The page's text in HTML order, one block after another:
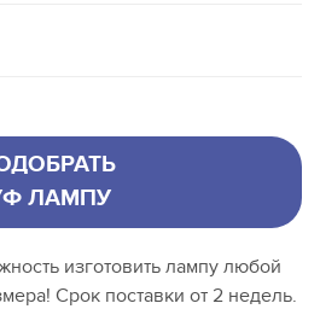
ЛАМПУ
изготовить лампу любой
Срок поставки от 2 недель.